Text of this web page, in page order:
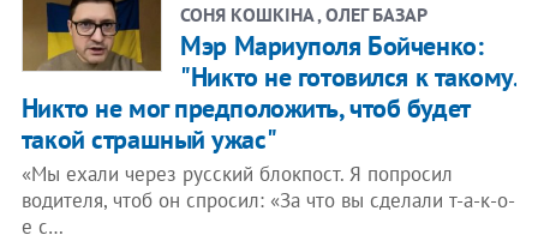
СОНЯ КОШКІНА , ОЛЕГ БАЗАР
Мэр Мариуполя Бойченко:
"Никто не готовился к такому.
Никто не мог предположить, чтоб будет
такой страшный ужас"
«Мы ехали через русский блокпост. Я попросил
водителя, чтоб он спросил: «За что вы сделали т-а-к-о-
е с…